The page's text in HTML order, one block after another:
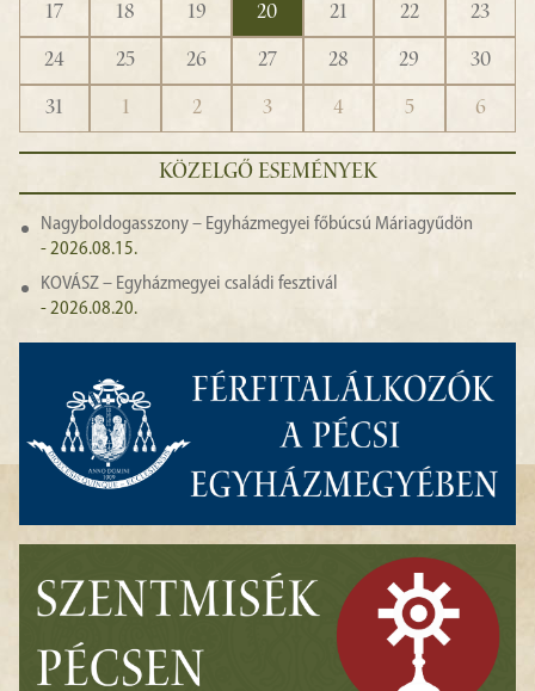
17
18 19 20 21 22
23
24
25 26 27 28 29
30
31
1 2 3 4 5 6
KÖZELGŐ ESEMÉNYEK
Nagyboldogasszony – Egyházmegyei főbúcsú Máriagyűdön
- 2026.08.15.
KOVÁSZ – Egyházmegyei családi fesztivál
- 2026.08.20.